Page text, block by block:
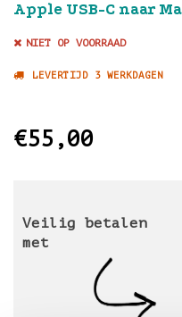
Apple USB-C naar
NIET OP VOORRAAD
LEVERTIJD 3 WERKDAGEN
€55,00
Veilig betalen
met